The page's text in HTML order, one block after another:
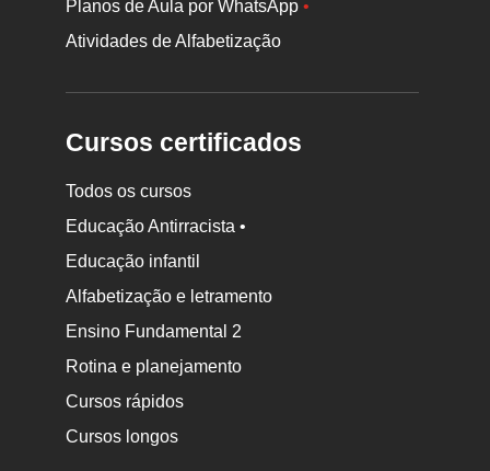
Planos de Aula por WhatsApp•
Atividades de Alfabetização
Cursos certificados
Todos os cursos
Educação Antirracista •
Educação infantil
Alfabetização e letramento
Ensino Fundamental 2
Rotina e planejamento
Cursos rápidos
Cursos longos